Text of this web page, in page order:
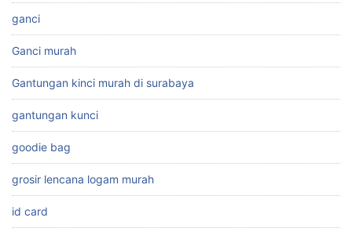
ganci
Ganci murah
Gantungan kinci murah di surabaya
gantungan kunci
goodie bag
grosir lencana logam murah
id card